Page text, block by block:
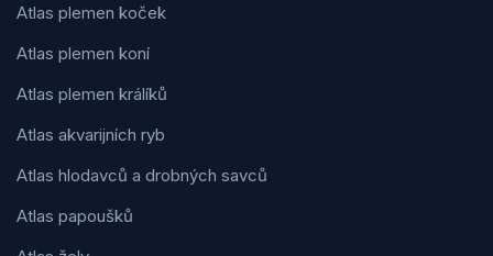
Atlas plemen koček
Atlas plemen koní
Atlas plemen králíků
Atlas akvarijních ryb
Atlas hlodavců a drobných savců
Atlas papoušků